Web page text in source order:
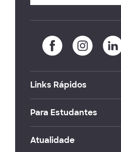
Links Rápidos
Para Estudantes
Atualidade